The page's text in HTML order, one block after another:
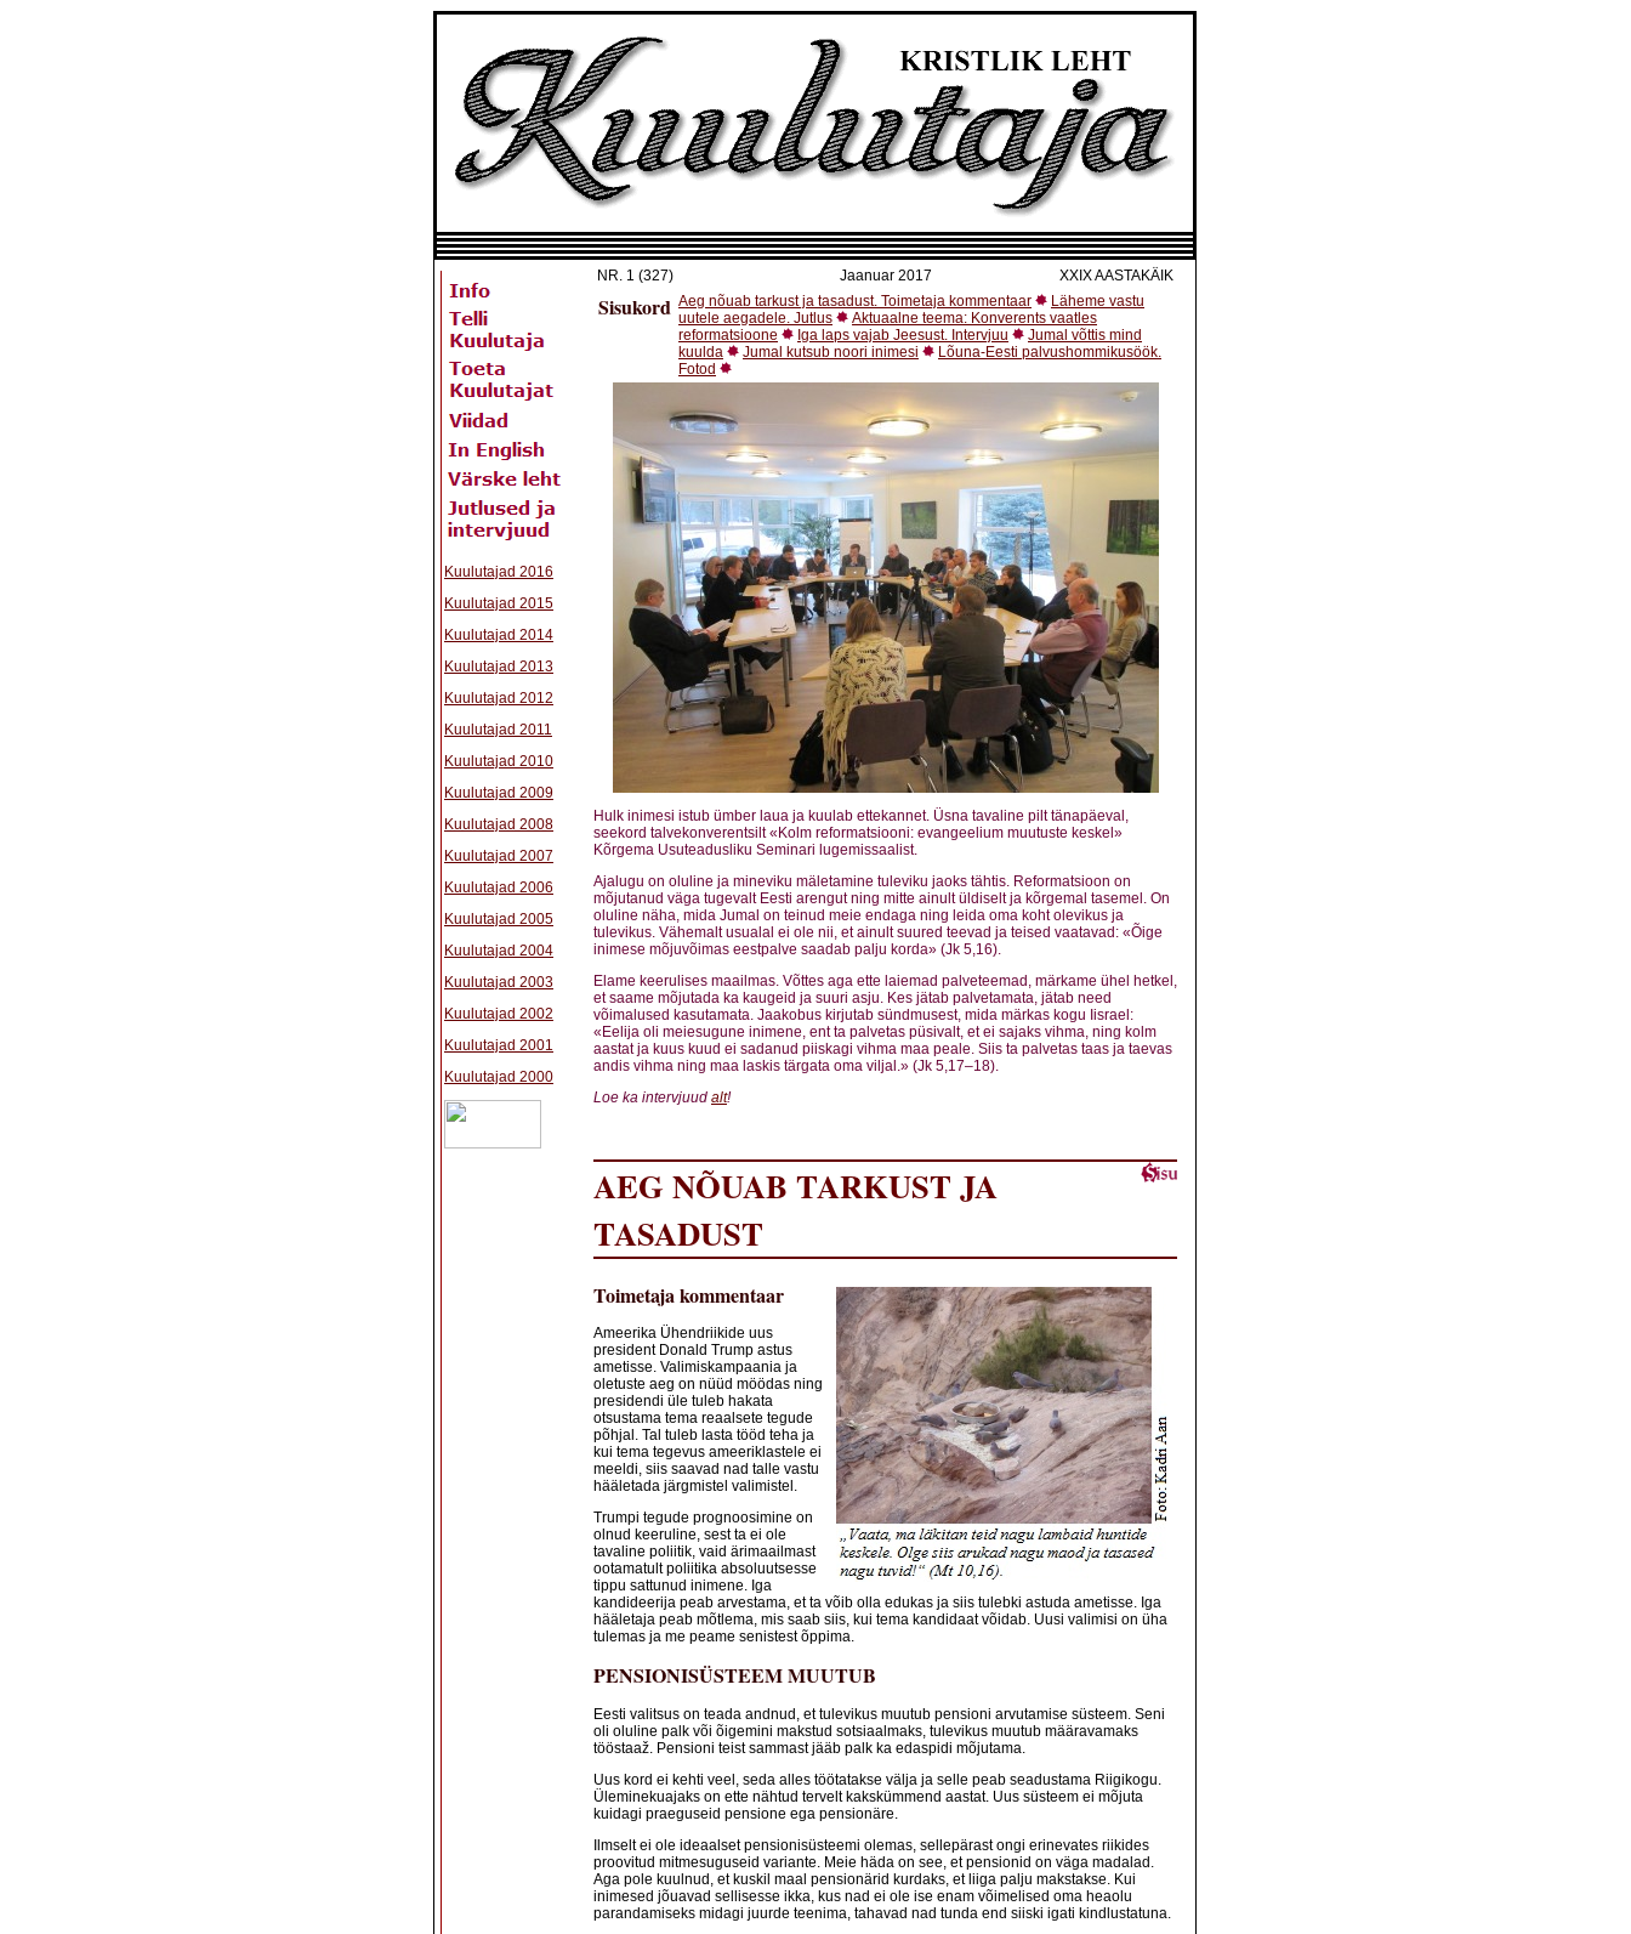
Kuulutajad 2016
Kuulutajad 2015
Kuulutajad 2014
Kuulutajad 2013
Kuulutajad 2012
Kuulutajad 2011
Kuulutajad 2010
Kuulutajad 2009
Kuulutajad 2008
Kuulutajad 2007
Kuulutajad 2006
Kuulutajad 2005
Kuulutajad 2004
Kuulutajad 2003
Kuulutajad 2002
Kuulutajad 2001
Kuulutajad 2000
NR. 1 (327) Jaanuar 2017 XXIXAASTAKÄIK
Sisukord Aeg nõuab tarkust ja tasadust. Toimetaja kommentaar
Läheme vastu
uutele aegadele. Jutlus
Aktuaalne teema: Konverents vaatles
reformatsioone
Iga laps vajab Jeesust. Intervjuu
Jumal võttis mind
kuulda
Jumal kutsub noori inimesi
Lõuna-Eesti palvushommikusöök.
Fotod
Hulk inimesi istub ümber laua ja kuulab ettekannet. Üsna tavaline pilt tänapäeval,
seekord talvekonverentsilt «Kolm reformatsiooni: evangeelium muutuste keskel»
Kõrgema Usuteadusliku Seminari lugemissaalist.
Ajalugu on oluline ja mineviku mäletamine tuleviku jaoks tähtis. Reformatsioon on
mõjutanud väga tugevalt Eesti arengut ning mitte ainult üldiselt ja kõrgemal tasemel. On
oluline näha, mida Jumal on teinud meie endaga ning leida oma koht olevikus ja
tulevikus. Vähemalt usualal ei ole nii, et ainult suured teevad ja teised vaatavad: «Õige
inimese mõjuvõimas eestpalve saadab palju korda» (Jk 5,16).
Elame keerulises maailmas. Võttes aga ette laiemad palveteemad, märkame ühel hetkel,
et saame mõjutada ka kaugeid ja suuri asju. Kes jätab palvetamata, jätab need
võimalused kasutamata. Jaakobus kirjutab sündmusest, mida märkas kogu Iisrael:
«Eelija oli meiesugune inimene, ent ta palvetas püsivalt, et ei sajaks vihma, ning kolm
aastat ja kuus kuud ei sadanud piiskagi vihma maa peale. Siis ta palvetas taas ja taevas
andis vihma ning maa laskis tärgata oma viljal.» (Jk 5,17–18).
Loe ka intervjuud alt!
AEG NÕUAB TARKUST JA
TASADUST
Toimetaja kommentaar
Ameerika Ühendriikide uus
president Donald Trump astus
ametisse. Valimiskampaania ja
oletuste aeg on nüüd möödas ning
presidendi üle tuleb hakata
otsustama tema reaalsete tegude
põhjal. Tal tuleb lasta tööd teha ja
kui tema tegevus ameeriklastele ei
meeldi, siis saavad nad talle vastu
hääletada järgmistel valimistel.
Trumpi tegude prognoosimine on
olnud keeruline, sest ta ei ole
tavaline poliitik, vaid ärimaailmast
ootamatult poliitika absoluutsesse
tippu sattunud inimene. Iga
kandideerija peab arvestama, et ta võib olla edukas ja siis tulebki astuda ametisse. Iga
hääletaja peab mõtlema, mis saab siis, kui tema kandidaat võidab. Uusi valimisi on üha
tulemas ja me peame senistest õppima.
PENSIONISÜSTEEM MUUTUB
Eesti valitsus on teada andnud, et tulevikus muutub pensioni arvutamise süsteem. Seni
oli oluline palk või õigemini makstud sotsiaalmaks, tulevikus muutub määravamaks
tööstaaž. Pensioni teist sammast jääb palk ka edaspidi mõjutama.
Uus kord ei kehti veel, seda alles töötatakse välja ja selle peab seadustama Riigikogu.
Üleminekuajaks on ette nähtud tervelt kakskümmend aastat. Uus süsteem ei mõjuta
kuidagi praeguseid pensione ega pensionäre.
Ilmselt ei ole ideaalset pensionisüsteemi olemas, sellepärast ongi erinevates riikides
proovitud mitmesuguseid variante. Meie häda on see, et pensionid on väga madalad.
Aga pole kuulnud, et kuskil maal pensionärid kurdaks, et liiga palju makstakse. Kui
inimesed jõuavad sellisesse ikka, kus nad ei ole ise enam võimelised oma heaolu
parandamiseks midagi juurde teenima, tahavad nad tunda end siiski igati kindlustatuna.